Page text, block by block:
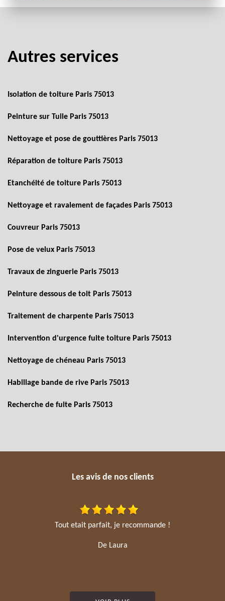
Autres services
Isolation de toiture Paris 75013
Peinture sur Tuile Paris 75013
Nettoyage et pose de gouttières Paris 75013
Réparation de toiture Paris 75013
Etanchéité de toiture Paris 75013
Nettoyage et ravalement de façades Paris 75013
Couvreur Paris 75013
Pose de velux Paris 75013
Travaux de zinguerie Paris 75013
Peinture dessous de toit Paris 75013
Traitement de charpente Paris 75013
Intervention d'urgence fuite toiture Paris 75013
Nettoyage de chéneau Paris 75013
Habillage bande de rive Paris 75013
Recherche de fuite Paris 75013
Les avis de nos clients
Tout etait parfait, je recommande !
De Laura